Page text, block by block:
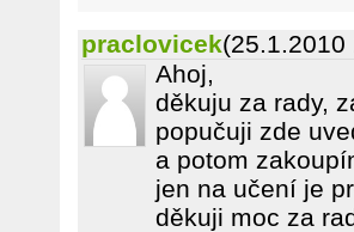
praclovicek(25.1.2010
Ahoj,
děkuju za rady,
popučuji zde
a potom
jen na učení je
děkuji moc za